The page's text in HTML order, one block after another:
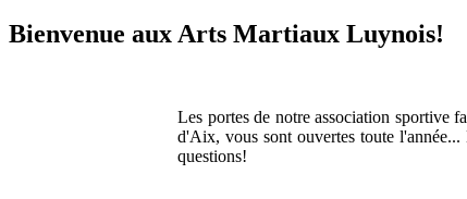
Bienvenue aux Arts Martiaux Luynois!
Les portes de notre association sportive
d'Aix, vous sont ouvertes toute
questions!